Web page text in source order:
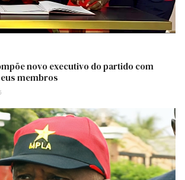
novo executivo do partido com
membros